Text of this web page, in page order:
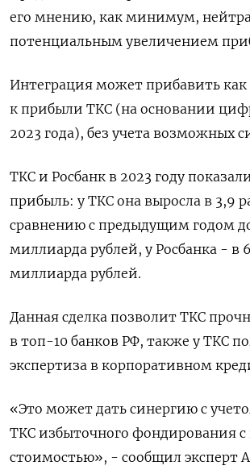
его мнению, как минимум,
потенциальным увеличением
Интеграция может прибавить
к прибыли ТКС (на основании
2023 года), без учета возможных
ТКС и Росбанк в 2023 году
прибыль: у ТКС она выросла в 3,9
сравнению с предыдущим годом
миллиарда рублей, у Росбанка - в
миллиарда рублей.
Данная сделка позволит ТКС
в топ-10 банков РФ, также у ТКС
экспертиза в корпоративном
«Это может дать синергию с
ТКС избыточного фондирования с
стоимостью», - сообщил эксперт